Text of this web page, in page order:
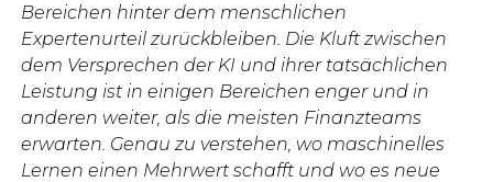
Bereichen hinter dem menschlichen
Expertenurteil zurückbleiben. Die Kluft zwischen
dem Versprechen der KI und ihrer tatsächlichen
Leistung ist in einigen Bereichen enger und in
anderen weiter, als die meisten Finanzteams
erwarten. Genau zu verstehen, wo maschinelles
Lernen einen Mehrwert schafft und wo es neue